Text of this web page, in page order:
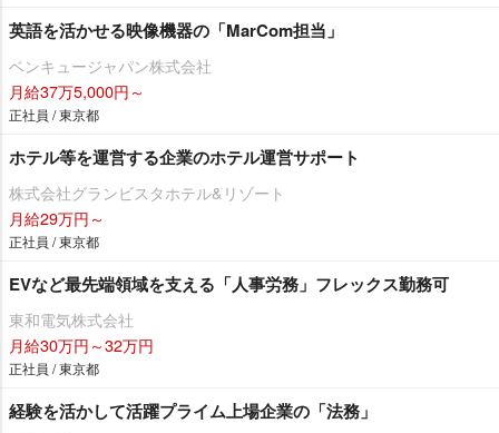
英語を活かせる映像機器の「MarCom担当」
ベンキュージャパン株式会社
月給37万5,000円～
正社員 / 東京都
ホテル等を運営する企業のホテル運営サポート
株式会社グランビスタホテル&リゾート
月給29万円～
正社員 / 東京都
EVなど最先端領域を支える「人事労務」フレックス勤務可
東和電気株式会社
月給30万円～32万円
正社員 / 東京都
経験を活かして活躍プライム上場企業の「法務」